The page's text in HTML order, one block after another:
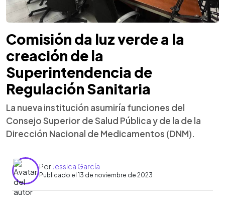
Comisión da luz verde a la
creación de la
Superintendencia de
Regulación Sanitaria
La nueva institución asumiría funciones del
Consejo Superior de Salud Pública y de la de la
Dirección Nacional de Medicamentos (DNM).
Por Jessica García
Publicado el 13 de noviembre de 2023